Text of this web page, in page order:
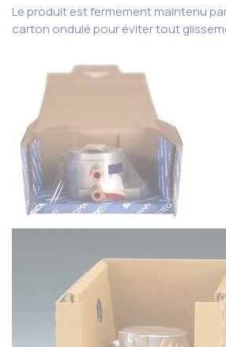
Le produit est fermement maintenu
carton ondulé pour éviter tout